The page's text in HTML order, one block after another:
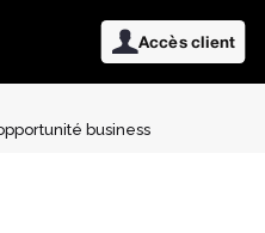
Accès client
business